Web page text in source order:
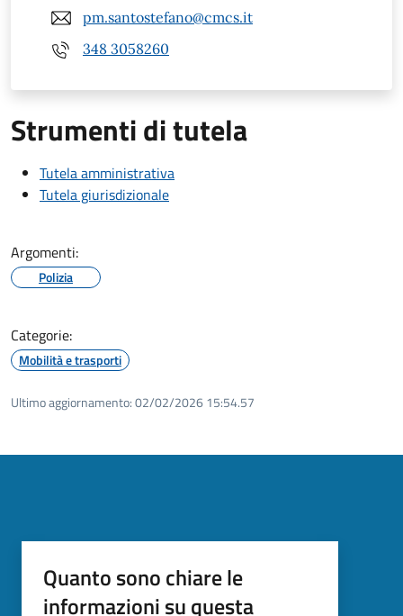
pm.santostefano@cmcs.it
348 3058260
Strumenti di tutela
Tutela amministrativa
Tutela giurisdizionale
Argomenti:
Polizia
Categorie:
Mobilità e trasporti
Ultimo aggiornamento:02/02/2026 15:54.57
Quanto sono chiare le
informazioni su questa